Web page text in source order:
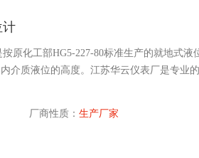
计
原化工部HG5-227-80标准生产的就地式
介质液位的高度。江苏华云仪表厂是专业
厂商性质：生产厂家